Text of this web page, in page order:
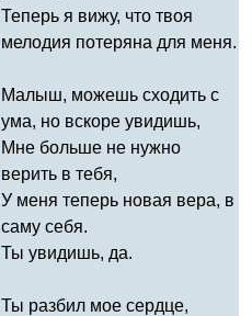
Теперь я вижу, что твоя
мелодия потеряна для меня.
Малыш, можешь сходить с
ума, но вскоре увидишь,
Мне больше не нужно
верить в тебя,
У меня теперь новая вера, в
саму себя.
Ты увидишь, да.
Ты разбил мое сердце,